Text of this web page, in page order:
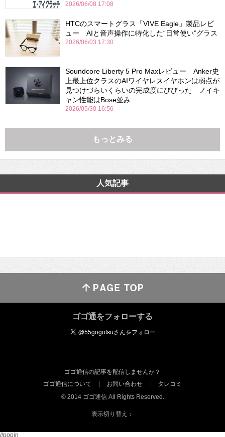
2026/06/08 17:08
HTCのスマートグラス「VIVE Eagle」製品レビ
ュー AIと音声操作に特化した“日常使い”グラス
2026/06/03 17:30
Soundcore Liberty 5 Pro Maxレビュー Anker史
上最上位クラスのAIワイヤレスイヤホンは弱点が
見つけづらいくらいの完成度にびびった ノイキ
ャン性能はBose並み
2026/05/30 16:56
もっとみる
人気記事
ゴゴ通をフォローする
ゴゴ通信の記事を配信しませんか？
ゴゴ通信について
お問い合わせ
タレコミ
© 2014 ゴゴ通信 All Rights Reserved.
表示切り替え：
//popin